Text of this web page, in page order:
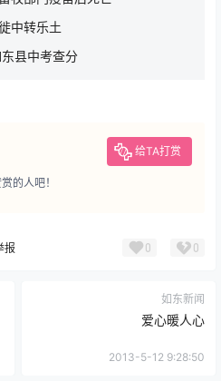
中转乐土
县中考查分
给TA打赏
的人吧！
报 0 0
如东新闻
爱心暖人心
2013-5-12 9:28:50